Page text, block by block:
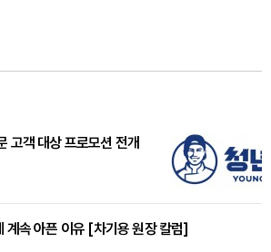
고객 대상 프로모션 전개
계속 아픈 이유 [차기용 원장 칼럼]